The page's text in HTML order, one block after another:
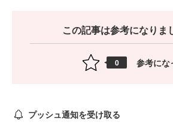
この記事は参考になりま
0 参考にな
プッシュ通知を受け取る